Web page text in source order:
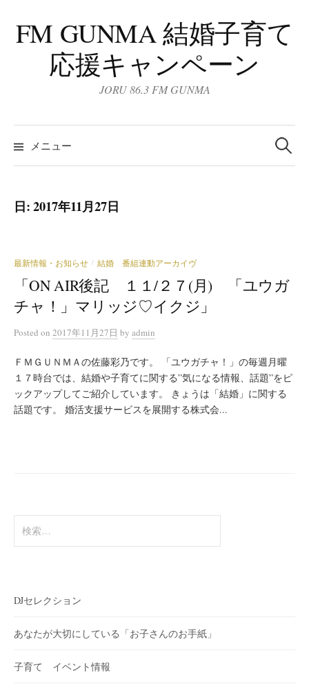
ン
テ
FM GUNMA 結婚子育て
応援キャンペーン
JORU 86.3 FM GUNMA
メニュー
検
索:
日:2017年11月27日
最新情報・お知らせ / 結婚 番組連動アーカイヴ
「ON AIR後記 １１/２７(月) 「ユウガ
チャ！」マリッジ♡イクジ」
Posted on 2017年11月27日 by admin
ＦＭＧＵＮＭＡの佐藤彩乃です。 「ユウガチャ！」の毎週月曜
１７時台では、結婚や子育てに関する”気になる情報、話題”をピ
ックアップしてご紹介しています。 きょうは「結婚」に関する
話題です。 婚活支援サービスを展開する株式会...
索:
DJセレクション
あなたが大切にしている「お子さんのお手紙」
子育て イベント情報